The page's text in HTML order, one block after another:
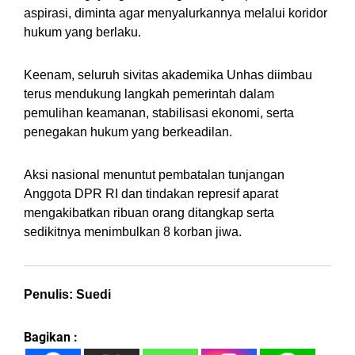
aspirasi, diminta agar menyalurkannya melalui koridor
hukum yang berlaku.
Keenam, seluruh sivitas akademika Unhas diimbau
terus mendukung langkah pemerintah dalam
pemulihan keamanan, stabilisasi ekonomi, serta
penegakan hukum yang berkeadilan.
Aksi nasional menuntut pembatalan tunjangan
Anggota DPR RI dan tindakan represif aparat
mengakibatkan ribuan orang ditangkap serta
sedikitnya menimbulkan 8 korban jiwa.
Penulis: Suedi
Bagikan :